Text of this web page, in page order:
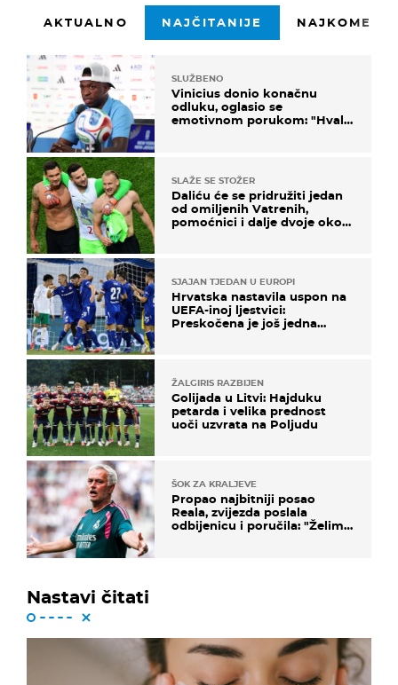
AKTUALNO NAJČITANIJE
SLUŽBENO
Vinicius donio konačnu
odluku, oglasio se
emotivnom porukom: "Hvala
SLAŽE SE STOŽER
Daliću će se pridružiti jedan
od omiljenih Vatrenih,
pomoćnici i dalje dvoje oko
SJAJAN TJEDAN U EUROPI
Hrvatska nastavila uspon na
UEFA-inoj ljestvici:
Preskočena je još jedna
ŽALGIRIS RAZBIJEN
Golijada u Litvi: Hajduku
petarda i velika prednost
uoči uzvrata na Poljudu
ŠOK ZA KRALJEVE
Propao najbitniji posao
Reala, zvijezda poslala
odbijenicu i poručila: "Želim
Nastavi čitati